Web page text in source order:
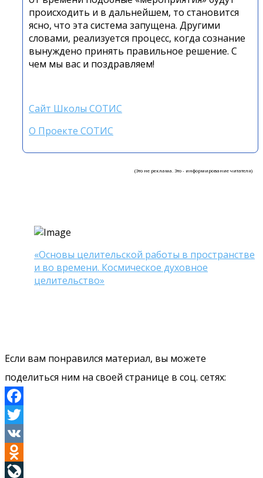
происходить и в дальнейшем, то становится
ясно, что эта система запущена. Другими
словами, реализуется процесс, когда сознание
вынуждено принять правильное решение. С
чем мы вас и поздравляем!
Сайт Школы СОТИС
О Проекте СОТИС
(Это не реклама. Это - информирование читателя)
«Основы целительской работы в пространстве
и во времени. Космическое духовное
целительство»
Если вам понравился материал, вы можете
поделиться ним на своей странице в соц. сетях:
Facebook
Twitter
VK
Odnoklassniki